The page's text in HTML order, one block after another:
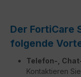
Der FortiCare
folgende
Telefon-,
Kontaktieren